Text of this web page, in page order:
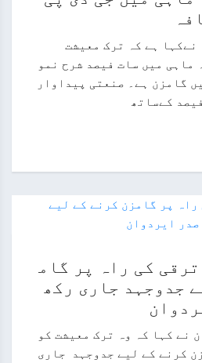
نےکہا ہے کہ ترک معیشت
ماہی میں سات فیصد شرح نمو
گامزن ہے۔ صنعتی پیداوار
کےساتھ
کی راہ پر گام
جدوجہد جاری رکھ
نے کہا کہ وہ ترک معیشت کو
کرنے کے لیے جدوجہد جاری